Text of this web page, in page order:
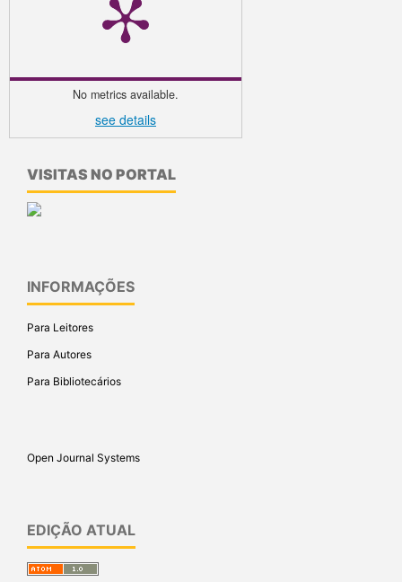
No metrics available.
see details
VISITAS NO PORTAL
INFORMAÇÕES
Para Leitores
Para Autores
Para Bibliotecários
Open Journal Systems
EDIÇÃO ATUAL